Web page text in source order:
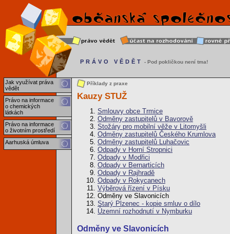
Jak využívat práva
vědět
Právo na informace
o chemických
látkách
Právo na informace
o životním prostředí
Aarhuská úmluva
PRÁVO VĚDĚT - Pod pokličkou není tma!
Příklady z praxe
Kauzy STUŽ
Smlouvy obce Trmice
Odměny zastupitelů v Bavorově
Stožáry pro mobilní věže v Litomyšli
Odměny zastupitelů Českého Krumlova
Odměny zastupitelů Luhačovic
Odpady v Horní Stropnici
Odpady v Modřici
Odpady v Bernarticích
Odpady v Rajhradě
Odpady v Rokycanech
Výběrová řízení v Písku
Odměny ve Slavonicích
Starý Plzenec - kopie smluv o dílo
Územní rozhodnutí v Nymburku
Odměny ve Slavonicích